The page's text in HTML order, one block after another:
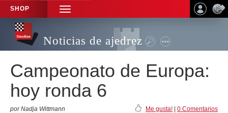
SHOP
TOGGLE
NAVIGATION
Noticias de ajedrez
Campeonato de Europa:
hoy ronda 6
por Nadja Wittmann Me gusta! 0 Comentarios